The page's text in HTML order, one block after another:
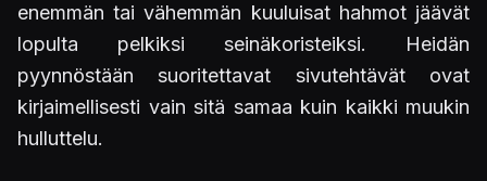
enemmän tai vähemmän kuuluisat hahmot jäävät
lopulta pelkiksi seinäkoristeiksi. Heidän
pyynnöstään suoritettavat sivutehtävät ovat
kirjaimellisesti vain sitä samaa kuin kaikki muukin
hulluttelu.